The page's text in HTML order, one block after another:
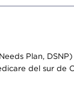
Plan,
del sur